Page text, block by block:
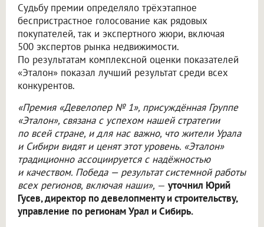
Судьбу премии определяло трёхэтапное
беспристрастное голосование как рядовых
покупателей, так и экспертного жюри, включая
500 экспертов рынка недвижимости.
По результатам комплексной оценки показателей
«Эталон» показал лучший результат среди всех
конкурентов.
«Премия «Девелопер № 1», присуждённая Группе
«Эталон», связана с успехом нашей стратегии
по всей стране, и для нас важно, что жители Урала
и Сибири видят и ценят этот уровень. «Эталон»
традиционно ассоциируется с надёжностью
и качеством. Победа — результат системной работы
всех регионов, включая наши», — уточнил Юрий
Гусев, директор по девелопменту и строительству,
управление по регионам Урал и Сибирь.